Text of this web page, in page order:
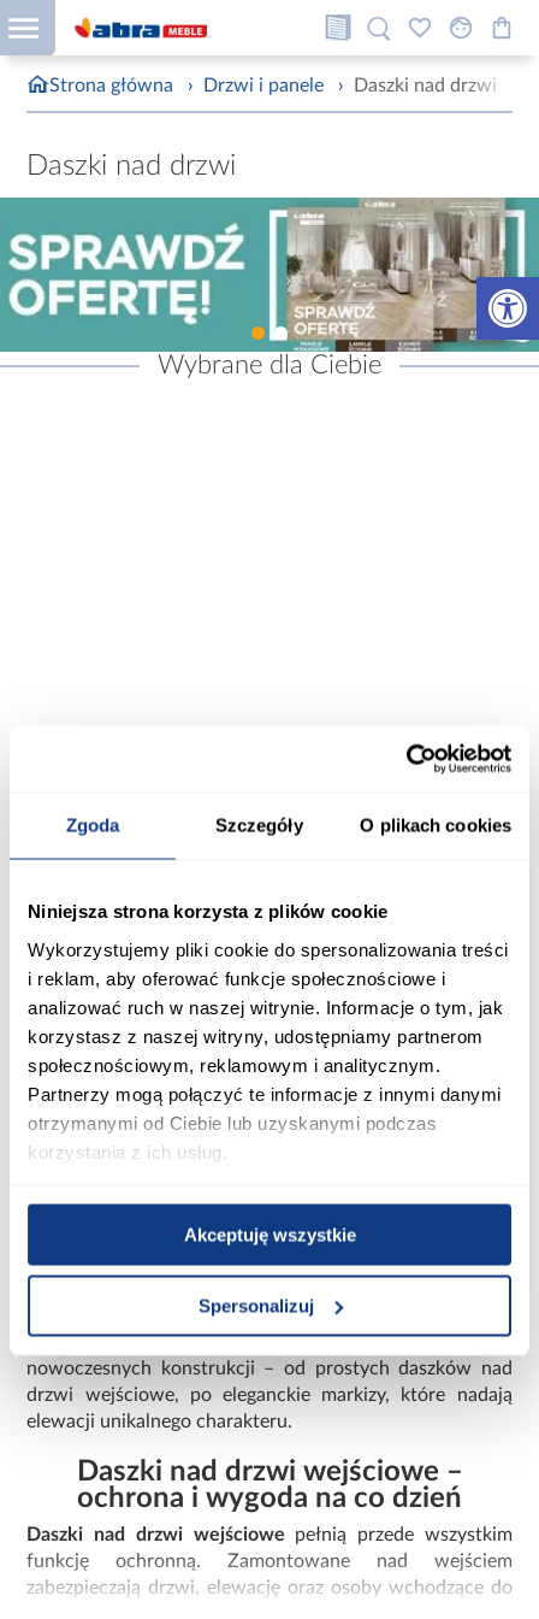
Zgoda Szczegóły O plikach cookies
Niniejsza strona korzysta z plików cookie
Wykorzystujemy pliki cookie do spersonalizowania treści
i reklam, aby oferować funkcje społecznościowe i
analizować ruch w naszej witrynie. Informacje o tym, jak
korzystasz z naszej witryny, udostępniamy partnerom
społecznościowym, reklamowym i analitycznym.
Partnerzy mogą połączyć te informacje z innymi danymi
otrzymanymi od Ciebie lub uzyskanymi podczas
korzystania z ich usług.
Akceptuję wszystkie
Spersonalizuj
Otwórz
Strona główna › Drzwi i panele › Daszki nad drzwi
Daszki nad drzwi
Wybrane dla Ciebie
Daszki – praktyczna ochrona i
Wejście do domu to wizytówka całej nieruchomości,
dlatego powinno być zarówno estetyczne, jak i
funkcjonalne. Jednym z rozwiązań, które poprawiają
działaniem czynników atmosferycznych, są
markizy. W tej kategorii znajdziesz szeroki wybór
nowoczesnych konstrukcji – od prostych daszków nad
drzwi wejściowe, po eleganckie markizy, które nadają
elewacji unikalnego charakteru.
Daszki nad drzwi wejściowe –
ochrona i wygoda na co dzień
Daszki nad drzwi wejściowe pełnią przede wszystkim
funkcję ochronną. Zamontowane nad wejściem
zabezpieczają drzwi, elewację oraz osoby wchodzące do